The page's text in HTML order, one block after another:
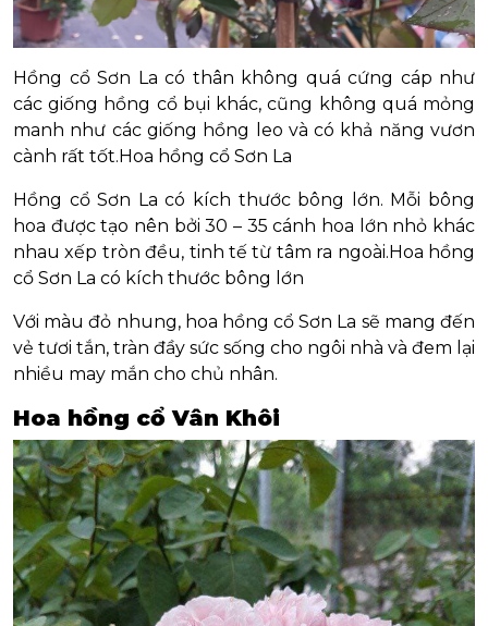
Hồng cổ Sơn La có thân không quá cứng cáp như
các giống hồng cổ bụi khác, cũng không quá mỏng
manh như các giống hồng leo và có khả năng vươn
cành rất tốt.Hoa hồng cổ Sơn La
Hồng cổ Sơn La có kích thước bông lớn. Mỗi bông
hoa được tạo nên bởi 30 – 35 cánh hoa lớn nhỏ khác
nhau xếp tròn đều, tinh tế từ tâm ra ngoài.Hoa hồng
cổ Sơn La có kích thước bông lớn
Với màu đỏ nhung, hoa hồng cổ Sơn La sẽ mang đến
vẻ tươi tắn, tràn đầy sức sống cho ngôi nhà và đem lại
nhiều may mắn cho chủ nhân.
Hoa hồng cổ Vân Khôi